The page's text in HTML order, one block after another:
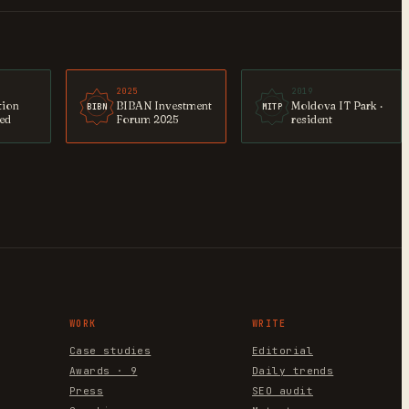
BIBN
2025
BIBAN Investment
Forum 2025
MITP
2019
Moldova IT Park ·
resident
WORK
Case studies
Awards · 9
Press
WRITE
Editorial
Daily trends
SEO audit